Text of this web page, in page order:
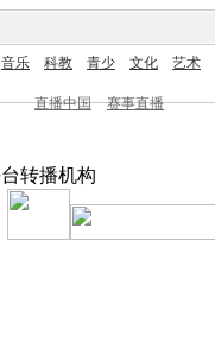
音乐 科教 青少 文化 艺术
直播中国
赛事直播
转播机构